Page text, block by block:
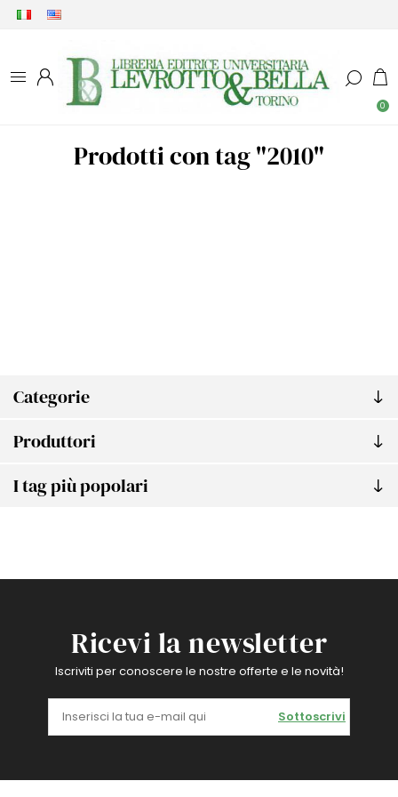
0
Categorie
Produttori
I tag più popolari
Prodotti con tag "2010"
Ricevi la newsletter
Iscriviti per conoscere le nostre offerte e le novità!
Sottoscrivi